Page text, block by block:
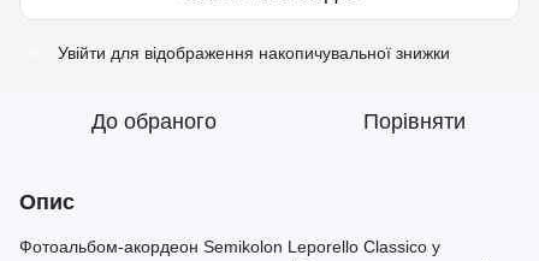
Увійти для відображення накопичувальної знижки
До обраного Порівняти
Опис
Фотоальбом-акордеон Semikolon Leporello Classico у